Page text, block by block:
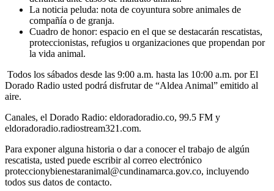
La noticia peluda: nota de coyuntura sobre animales de
compañía o de granja.
Cuadro de honor: espacio en el que se destacarán rescatistas,
proteccionistas, refugios u organizaciones que propendan por
la vida animal.
Todos los sábados desde las 9:00 a.m. hasta las 10:00 a.m. por El
Dorado Radio usted podrá disfrutar de “Aldea Animal” emitido al
aire.
Canales, el Dorado Radio: eldoradoradio.co, 99.5 FM y
eldoradoradio.radiostream321.com.
Para exponer alguna historia o dar a conocer el trabajo de algún
rescatista, usted puede escribir al correo electrónico
proteccionybienestaranimal@cundinamarca.gov.co, incluyendo
todos sus datos de contacto.